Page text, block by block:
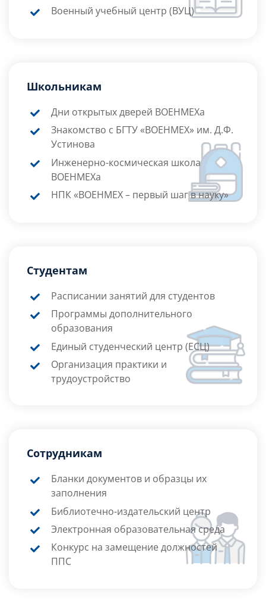
Военный учебный центр (ВУЦ)
Школьникам
Дни открытых дверей ВОЕНМЕХа
Знакомство с БГТУ «ВОЕНМЕХ» им. Д.Ф.
Устинова
Инженерно-космическая школа
ВОЕНМЕХа
НПК «ВОЕНМЕХ – первый шаг в науку»
Студентам
Расписании занятий для студентов
Программы дополнительного
образования
Единый студенческий центр (ЕСЦ)
Организация практики и
трудоустройство
Сотрудникам
Бланки документов и образцы их
заполнения
Библиотечно-издательский центр
Электронная образовательная среда
Конкурс на замещение должностей
ППС